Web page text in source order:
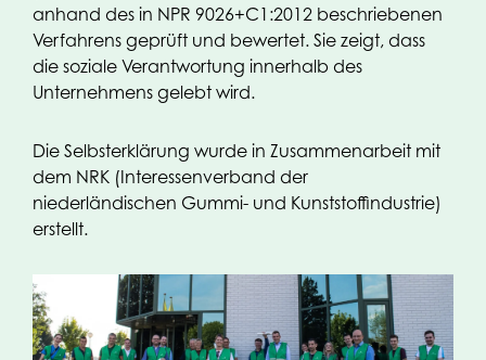
anhand des in NPR 9026+C1:2012 beschriebenen
Verfahrens geprüft und bewertet. Sie zeigt, dass
die soziale Verantwortung innerhalb des
Unternehmens gelebt wird.
Die Selbsterklärung wurde in Zusammenarbeit mit
dem NRK (Interessenverband der
niederländischen Gummi- und Kunststoffindustrie)
erstellt.
Im Jahr 2013 startete der NRK das CSR-Projekt
gemäß ISO 26000. Die Unternehmen der